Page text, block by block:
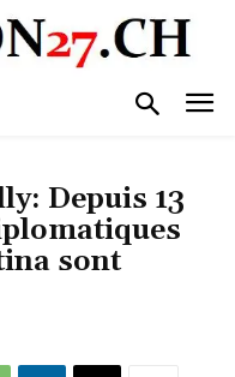
Depuis 13
sont